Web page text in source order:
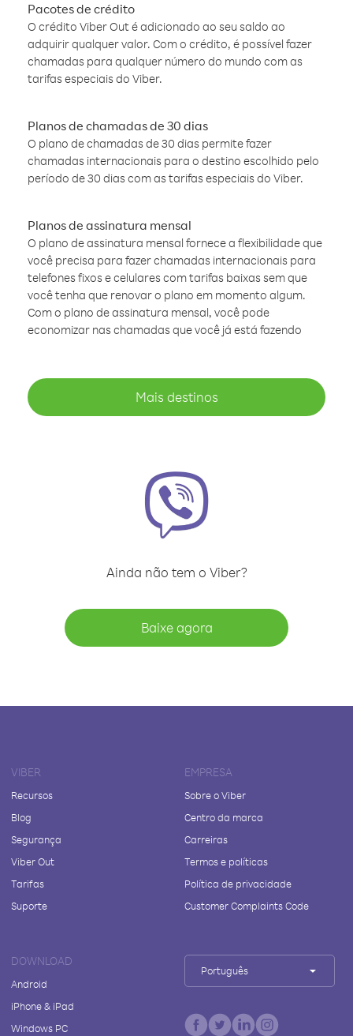
Pacotes de crédito
O crédito Viber Out é adicionado ao seu saldo ao
adquirir qualquer valor. Com o crédito, é possível fazer
chamadas para qualquer número do mundo com as
tarifas especiais do Viber.
Planos de chamadas de 30 dias
O plano de chamadas de 30 dias permite fazer
chamadas internacionais para o destino escolhido pelo
período de 30 dias com as tarifas especiais do Viber.
Planos de assinatura mensal
O plano de assinatura mensal fornece a flexibilidade que
você precisa para fazer chamadas internacionais para
telefones fixos e celulares com tarifas baixas sem que
você tenha que renovar o plano em momento algum.
Com o plano de assinatura mensal, você pode
economizar nas chamadas que você já está fazendo
Mais destinos
Ainda não tem o Viber?
Baixe agora
VIBER
Recursos
Blog
Segurança
Viber Out
Tarifas
Suporte
EMPRESA
Sobre o Viber
Centro da marca
Carreiras
Termos e políticas
Política de privacidade
Customer Complaints Code
DOWNLOAD
Android
iPhone & iPad
Windows PC
Português